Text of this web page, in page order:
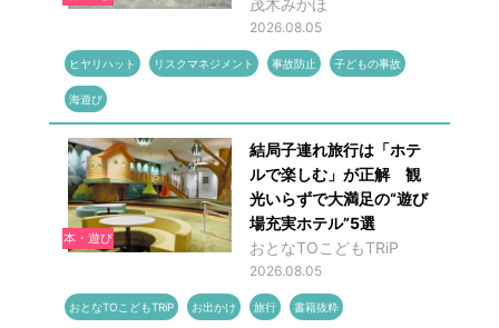
茂木みかほ
2026.08.05
ヒヤリハット リスクマネジメント 事故防止 子どもの事故
海遊び
本・遊び
結局子連れ旅行は「ホテ
ルで楽しむ」が正解 観
光いらずで大満足の“遊び
場充実ホテル”5選
おとなTOこどもTRiP
2026.08.05
おとなTOこどもTRiP お出かけ 旅行 書籍抜粋